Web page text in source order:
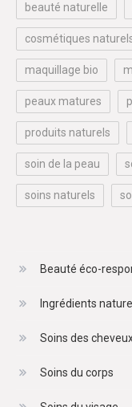
beauté naturelle
cosmétiques
maquillage bio
peaux matures
produits naturels
soin de la peau
soins naturels
Beauté éco-
Ingrédients
Soins des
Soins du corps